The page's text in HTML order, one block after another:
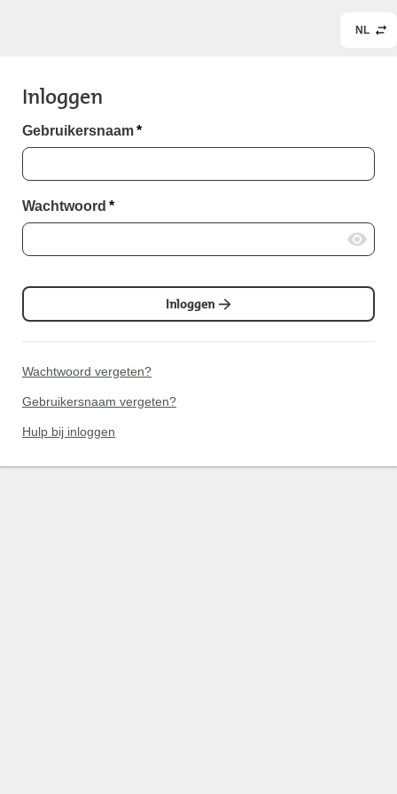
NL
Inloggen
Gebruikersnaam*
Wachtwoord *
Inloggen
Wachtwoord vergeten?
Gebruikersnaam vergeten?
Hulp bij inloggen